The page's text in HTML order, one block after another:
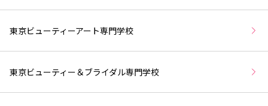
東京ビューティーアート専門学校
東京ビューティー＆ブライダル専門学校